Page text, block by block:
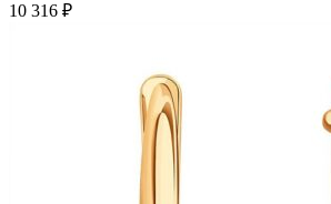
выбрать
странице
10 316 ₽